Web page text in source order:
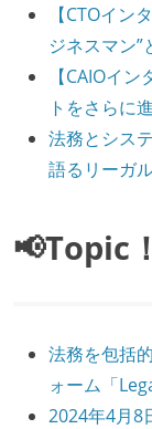
【CTOイ
ジネスマン
【CAIOイ
トをさらに
法務とシス
語るリーガ
📢Topic！
法務を包括
ォーム「
2024年4月8